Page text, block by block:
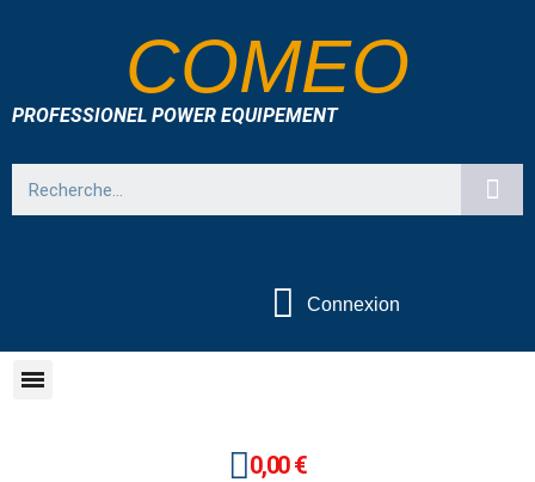
COMEO
PROFESSIONEL POWER EQUIPEMENT
Connexion
0,00 €